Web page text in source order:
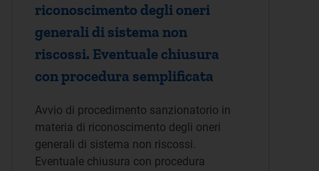
riconoscimento degli oneri
generali di sistema non
riscossi. Eventuale chiusura
con procedura semplificata
Avvio di procedimento sanzionatorio in
materia di riconoscimento degli oneri
generali di sistema non riscossi.
Eventuale chiusura con procedura